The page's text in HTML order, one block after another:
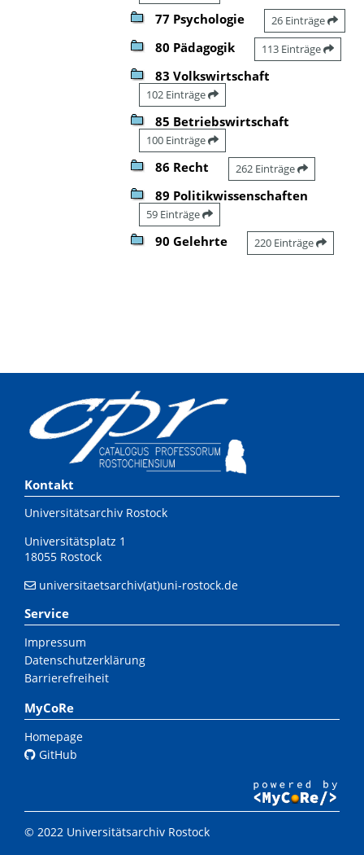
77 Psychologie 26 Einträge
80 Pädagogik 113 Einträge
83 Volkswirtschaft
102 Einträge
85 Betriebswirtschaft
100 Einträge
86 Recht 262 Einträge
89 Politikwissenschaften
59 Einträge
90 Gelehrte 220 Einträge
Kontakt
Universitätsarchiv Rostock
Universitätsplatz 1
18055 Rostock
universitaetsarchiv(at)uni-rostock.de
Service
Impressum
Datenschutzerklärung
Barrierefreiheit
MyCoRe
Homepage
GitHub
© 2022 Universitätsarchiv Rostock